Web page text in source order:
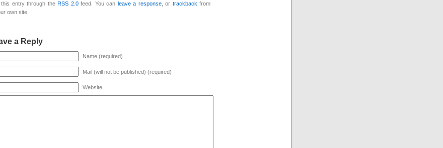
this entry through theRSS 2.0feed. You can leave a response, or trackback from
own site.
a Reply
Name (required)
Mail (will not be published) (required)
Website